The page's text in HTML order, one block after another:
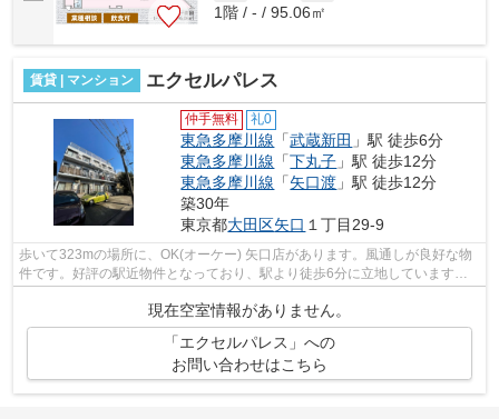
1階 / - / 95.06㎡
賃貸 | マンション エクセルパレス
仲手無料 礼0
東急多摩川線 「武蔵新田 」駅 徒歩6分
東急多摩川線 「下丸子 」駅 徒歩12分
東急多摩川線 「矢口渡 」駅 徒歩12分
築30年
東京都大田区矢口 １丁目29-9
歩いて323mの場所に、OK(オーケー) 矢口店があります。風通しが良好な物
件です。好評の駅近物件となっており、駅より徒歩6分に立地しています。
カード決済であれば、現金が手元になく...
現在空室情報がありません。
「エクセルパレス」への
お問い合わせはこちら